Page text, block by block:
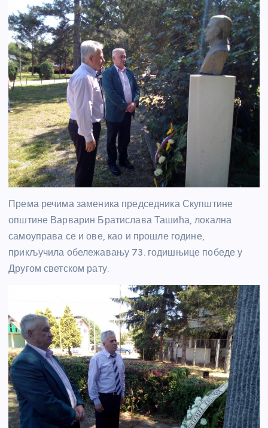
Према речима заменика председника Скупштине
општине Варварин Братислава Ташића, локална
самоуправа се и ове, као и прошле године,
прикључила обележавању 73. годишњице победе у
Другом светском рату.